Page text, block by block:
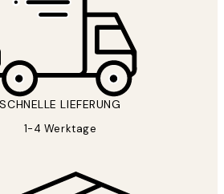
SCHNELLE LIEFERUNG
1-4 Werktage